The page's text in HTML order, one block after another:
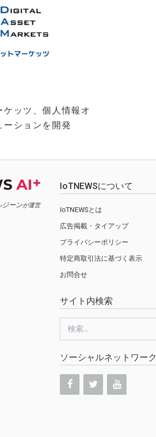
ッツ、個人情報オ
ーションを開発
ジーンが運営
IoTNEWSについて
IoTNEWSとは
広告掲載・タイアップ
プライバシーポリシー
特定商取引法に基づく表示
お問合せ
サイト内検索
ソーシャルネットワーク